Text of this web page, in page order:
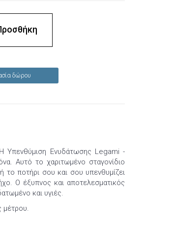
δώρου
Υπενθύμιση Ενυδάτωσης Legami -
Αυτό το χαριτωμένο σταγονίδιο
ποτήρι σου και σου υπενθυμίζει
Ο έξυπνος και αποτελεσματικός
και υγιές.
μέτρου.